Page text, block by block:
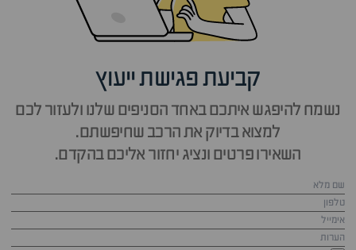
קביעת פגישת ייעוץ
נשמח להיפגש איתכם באחד הסניפים שלנו ולעזור לכם
למצוא בדיוק את הרכב שחיפשתם.
השאירו פרטים ונציג יחזור אליכם בהקדם.